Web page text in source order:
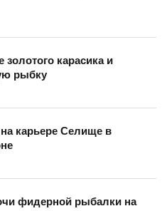
карасика и
рыбку
карьере Селище в
фидерной рыбалки на